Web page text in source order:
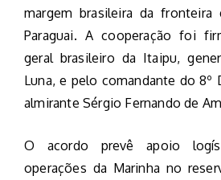
margem brasileira da
Paraguai. A cooperação foi
geral brasileiro da Itaipu,
Luna, e pelo comandante do 8º
almirante Sérgio Fernando de
O acordo prevê apoio
operações da Marinha no